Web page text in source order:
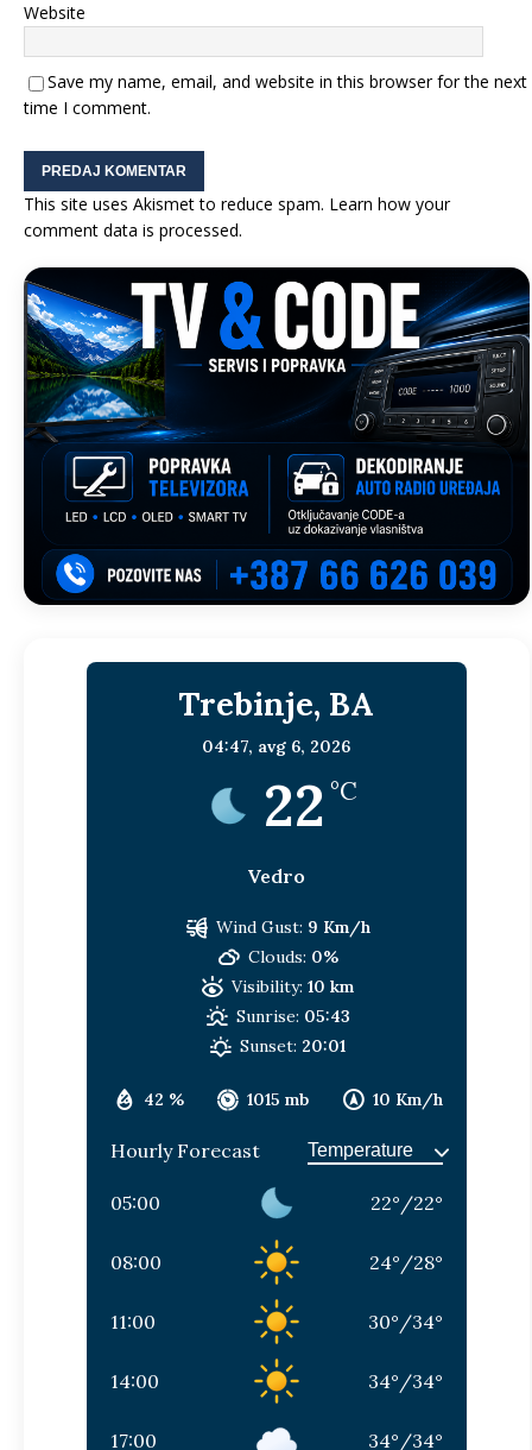
Website
Save my name, email, and website in this browser for the next
time I comment.
This site uses Akismet to reduce spam. Learn how your
comment data is processed.
Trebinje, BA
04:47, avg 6, 2026
22 °C
Vedro
42 % 1015 mb 10 Km/h
Wind Gust: 9 Km/h
Clouds: 0%
Visibility: 10 km
Sunrise: 05:43
Sunset: 20:01
Hourly Forecast
05:00 22° /22°
08:00 24° /28°
11:00 30° /34°
14:00 34° /34°
17:00 34° /34°